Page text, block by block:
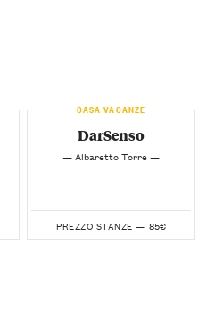
CASA VACANZE
DarSenso
— Albaretto Torre —
PREZZO STANZE — 85€